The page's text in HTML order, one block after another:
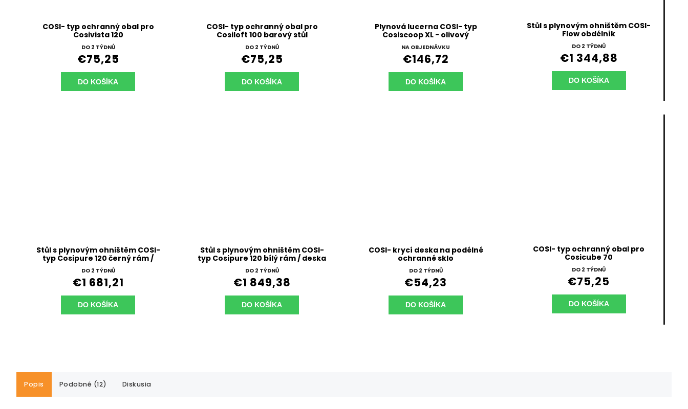
COSI- typ ochranný obal pro
Cosivista 120
DO 2 TÝDNŮ
€75,25
DO KOŠÍKA
COSI- typ ochranný obal pro
Cosiloft 100 barový stůl
DO 2 TÝDNŮ
€75,25
DO KOŠÍKA
Plynová lucerna COSI- typ
Cosiscoop XL - olivový
NA OBJEDNÁVKU
€146,72
DO KOŠÍKA
Stůl s plynovým ohništěm COSI-
Flow obdélník
DO 2 TÝDNŮ
€1 344,88
DO KOŠÍKA
Stůl s plynovým ohništěm COSI-
typ Cosipure 120 černý rám /
deska šedá
DO 2 TÝDNŮ
€1 681,21
DO KOŠÍKA
Stůl s plynovým ohništěm COSI-
typ Cosipure 120 bílý rám / deska
teak
DO 2 TÝDNŮ
€1 849,38
DO KOŠÍKA
COSI- krycí deska na podélné
ochranné sklo
DO 2 TÝDNŮ
€54,23
DO KOŠÍKA
COSI- typ ochranný obal pro
Cosicube 70
DO 2 TÝDNŮ
€75,25
DO KOŠÍKA
Popis Podobné (12) Diskusia